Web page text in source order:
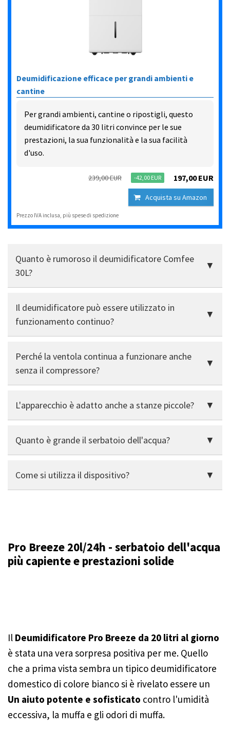
Deumidificazione efficace per grandi ambienti e
cantine
Per grandi ambienti, cantine o ripostigli, questo
deumidificatore da 30 litri convince per le sue
prestazioni, la sua funzionalità e la sua facilità
d'uso.
239,00 EUR -42,00 EUR 197,00 EUR
Acquista su Amazon
Prezzo IVA inclusa, più spese di spedizione
Quanto è rumoroso il deumidificatore Comfee
30L?
problematico in cantina o nello studio, ma è piuttosto
troppo rumoroso per le camere da letto.
Il deumidificatore può essere utilizzato in
funzionamento continuo?
continuo dell'acqua senza problemi.
Perché la ventola continua a funzionare anche
senza il compressore?
dell'apparecchio: il ventilatore deve quindi aspirare
L'apparecchio è adatto anche a stanze piccole?
stanze di dimensioni inferiori a 30 m² e il rumore di
Quanto è grande il serbatoio dell'acqua?
continuo. In alternativa, è possibile utilizzare il tubo
Come si utilizza il dispositivo?
Pro Breeze 20l/24h - serbatoio dell'acqua
più capiente e prestazioni solide
Il Deumidificatore Pro Breeze da 20 litri al giorno
è stata una vera sorpresa positiva per me. Quello
che a prima vista sembra un tipico deumidificatore
domestico di colore bianco si è rivelato essere un
Un aiuto potente e sofisticato contro l'umidità
eccessiva, la muffa e gli odori di muffa.